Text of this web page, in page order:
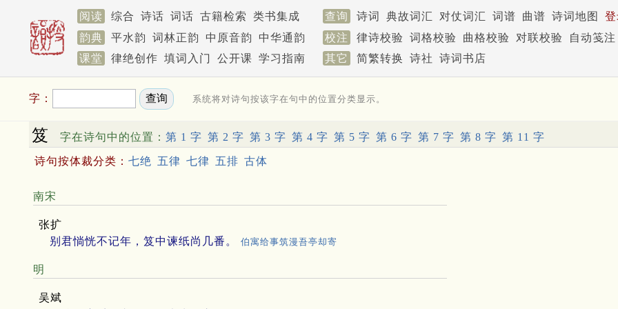
阅读 综合 诗话 词话 古籍检索 类书集成 查询 诗词 典故词汇 对仗词汇 词谱 曲谱 诗词地图
韵典
平水韵 词林正韵 中原音韵 中华通韵 校注 律诗校验 词格校验 曲格校验 对联校验
自动笺注
课堂
律绝创作 填词入门 公开课 学习指南 其它 简繁转换 诗社 诗词书店
字： 系统将对诗句按该字在句中的位置分类显示。
笈 字在诗句中的位置： 第 1 字 第 2 字 第 3 字 第 4 字 第 5 字 第 6 字 第 7 字 第 8 字 第 11 字
诗句按体裁分类： 七绝 五律 七律 五排 古体
南宋
张扩
别君惝恍不记年，笈中谏纸尚几番。
伯寓给事筑漫吾亭却寄
明
吴斌